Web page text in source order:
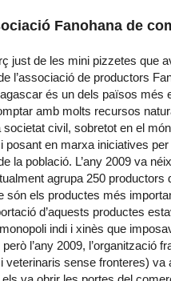
Fanohana de
just de les mini pizzetes que
l’associació de productors
és un dels països més
amb molts recursos
societat civil, sobretot en el
posant en marxa iniciatives
la població. L’any 2009 va
agrupa 250 productors
són els productes més
d’aquests productes
indi i xinès que
l’any 2009, l’organització
veterinaris sense fronteres) va